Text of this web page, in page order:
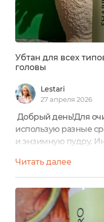
Убтан для всех
головы
Lestari
27 апреля 2026
Добрый день!Для
использую разные
и энзимную пудру.
для очищения лица
что это такое и
обладает:Убтан
аюрведическая
ежедневное
Читать далее